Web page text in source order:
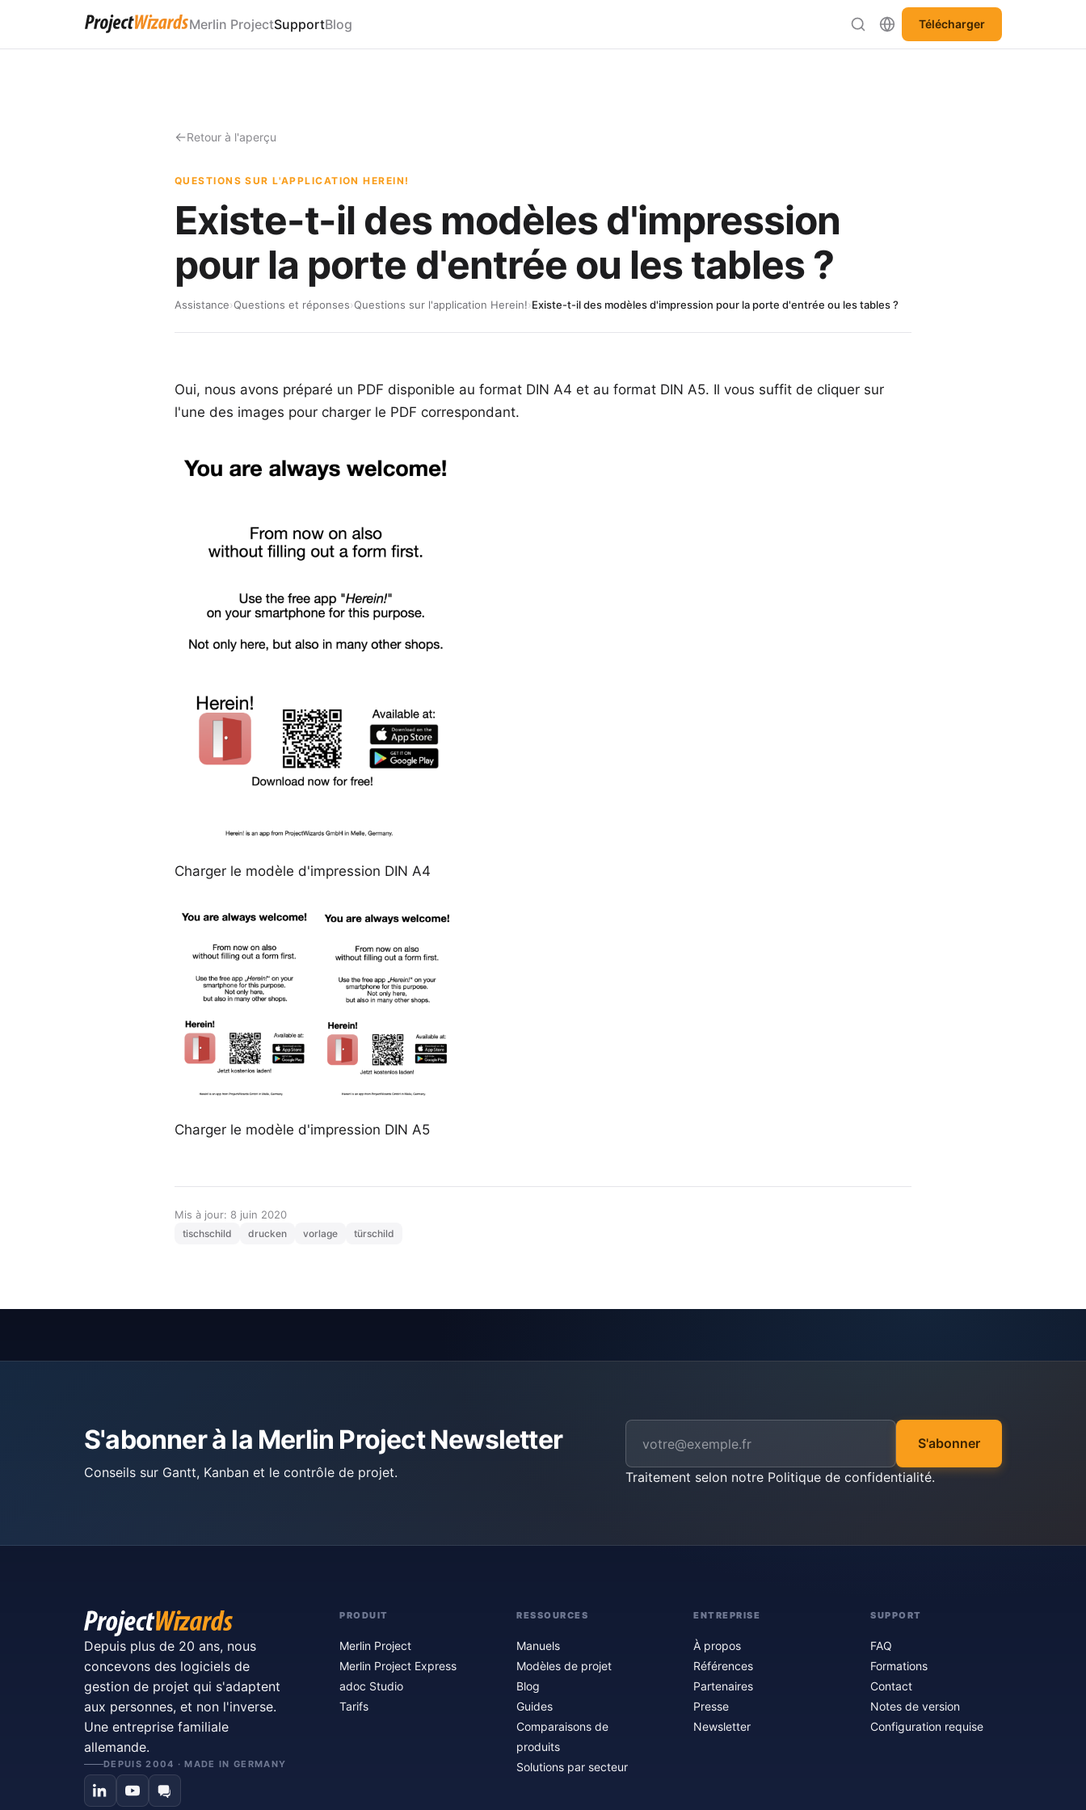
Merlin ProjectSupportBlog Télécharger
Retour à l'aperçu
QUESTIONS SUR L'APPLICATION HEREIN!
Existe-t-il des modèles d'impression
pour la porte d'entrée ou les tables ?
Assistance›Questions et réponses›Questions sur l'application Herein!›Existe-t-il des modèles d'impression pour la porte d'entrée ou les tables ?
Oui, nous avons préparé un PDF disponible au format DIN A4 et au format DIN A5. Il vous suffit de cliquer sur
l'une des images pour charger le PDF correspondant.
Charger le modèle d'impression DIN A4
Charger le modèle d'impression DIN A5
Mis à jour: 8 juin 2020
tischschild drucken vorlage türschild
S'abonner à la Merlin Project Newsletter
Conseils sur Gantt, Kanban et le contrôle de projet.
S'abonner
Traitement selon notre Politique de confidentialité.
Depuis plus de 20 ans, nous
concevons des logiciels de
gestion de projet qui s'adaptent
aux personnes, et non l'inverse.
Une entreprise familiale
allemande.
DEPUIS 2004 · MADE IN GERMANY
PRODUIT
Merlin Project
Merlin Project Express
adoc Studio
Tarifs
RESSOURCES
Manuels
Modèles de projet
Blog
Guides
Comparaisons de
produits
Solutions par secteur
ENTREPRISE
À propos
Références
Partenaires
Presse
Newsletter
SUPPORT
FAQ
Formations
Contact
Notes de version
Configuration requise